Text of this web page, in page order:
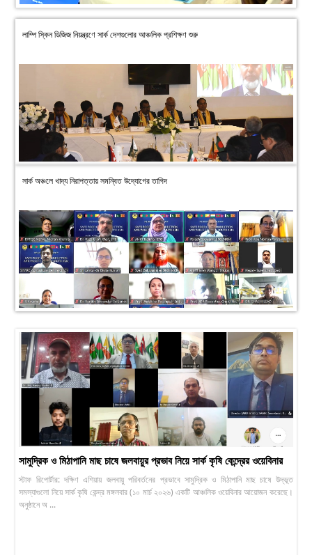
লাম্পি স্কিন ডিজিজ নিয়ন্ত্রণে সার্ক দেশগুলোর আঞ্চলিক প্রশিক্ষণ শুরু
সার্ক অঞ্চলে খাদ্য নিরাপত্তায় সমন্বিত উদ্যোগের তাগিদ
সামুদ্রিক ও মিঠাপানি মাছ চাষে জলবায়ুর প্রভাব নিয়ে সার্ক কৃষি কেন্দ্রের ওয়েবিনার
স্টাফ রিপোর্টার: দক্ষিণ এশিয়ায় জলবায়ু পরিবর্তনের প্রভাবে সামুদ্রিক ও মিঠাপানি মাছ চাষে উদ্ভূত
সমস্যাগুলো নিয়ে সার্ক কৃষি কেন্দ্র মঙ্গলবার (১০ মার্চ ২০২৬) একটি আঞ্চলিক ওয়েবিনার আয়োজন করেছে।
অনুষ্ঠানে অ ...